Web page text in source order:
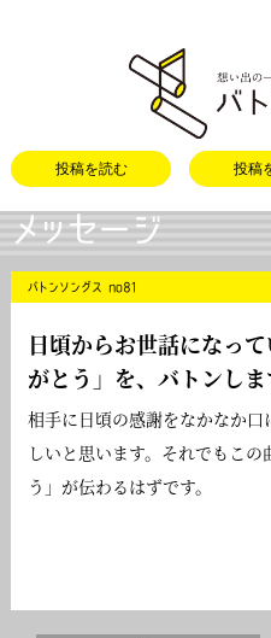
投稿を読む 投稿
メッセージ
バトンソングス no81
日頃からお世話になっ
がとう 」を、バトンしま
相手に日頃の感謝をなかなか
しいと思います。それでもこ
う」が伝わるはずです。